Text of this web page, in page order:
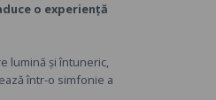
o experiență
lumină și întuneric,
într-o simfonie a